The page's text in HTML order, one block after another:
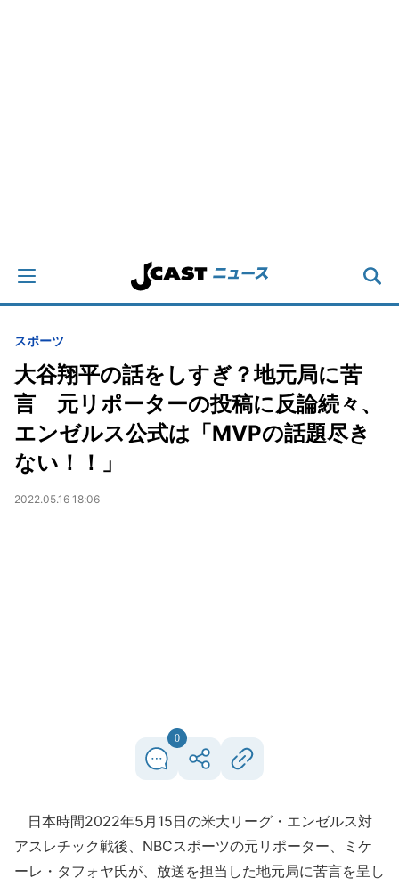
スポーツ
大谷翔平の話をしすぎ？地元局に苦
言 元リポーターの投稿に反論続々、
エンゼルス公式は「MVPの話題尽き
ない！！」
2022.05.16 18:06
0
日本時間2022年5月15日の米大リーグ・エンゼルス対
アスレチック戦後、NBCスポーツの元リポーター、ミケ
ーレ・タフォヤ氏が、放送を担当した地元局に苦言を呈し